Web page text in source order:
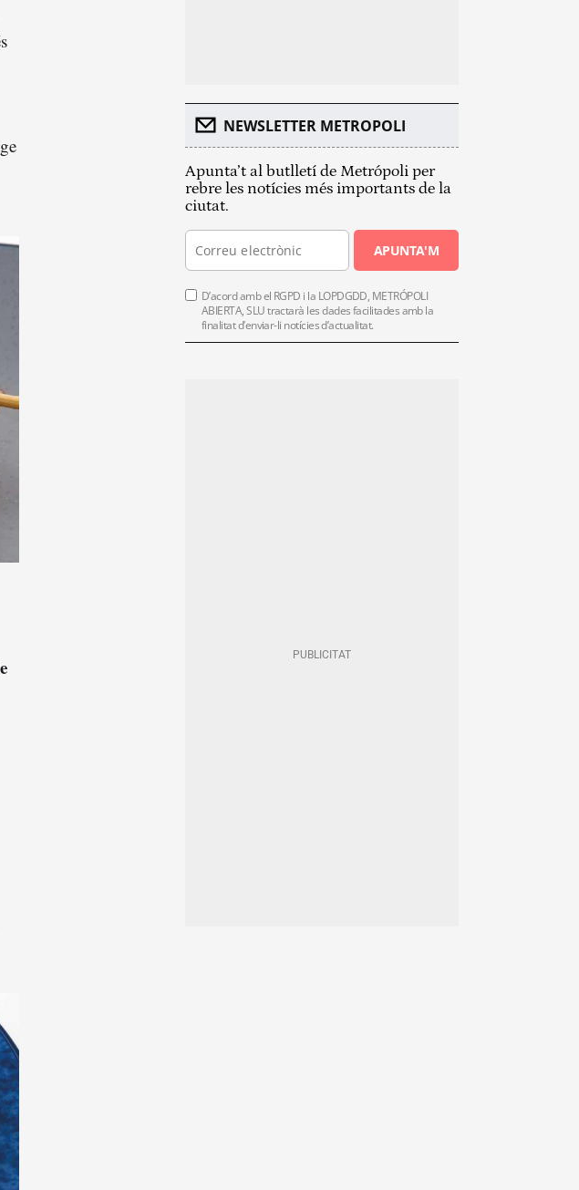
NEWSLETTER METROPOLI
Apunta’t al butlletí de Metrópoli per
rebre les notícies més importants de la
ciutat.
APUNTA'M
D’acord amb el RGPD i la LOPDGDD, METRÓPOLI
ABIERTA, SLU tractarà les dades facilitades amb la
finalitat d’enviar-li notícies d’actualitat.